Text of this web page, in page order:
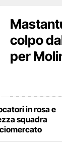
colpo
per
in rosa e
squadra